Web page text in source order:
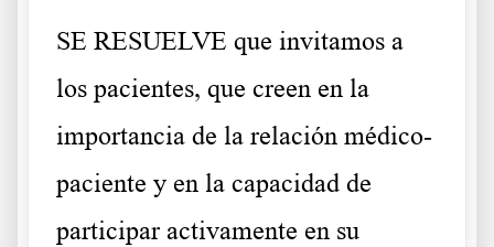
SE RESUELVE que invitamos a
los pacientes, que creen en la
importancia de la relación médico-
paciente y en la capacidad de
participar activamente en su